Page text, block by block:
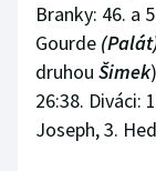
Branky: 46. a
Gourde
druhou Šimek
26:38. Diváci:
Joseph, 3.